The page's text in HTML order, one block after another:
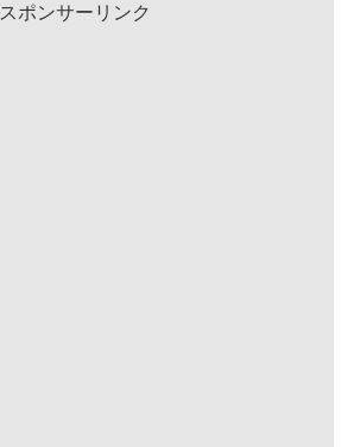
スポンサーリンク